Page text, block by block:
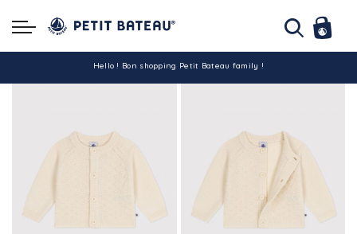
Hello ! Bon shopping Petit Bateau family !
-10% pour tout paiement par carte bancaire (hors promo)